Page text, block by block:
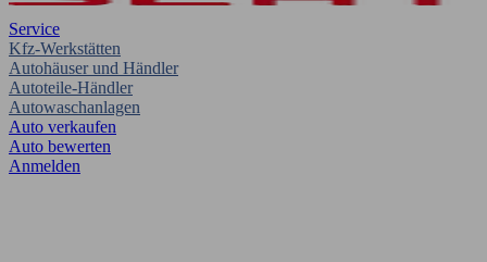
Service
Kfz-Werkstätten
Autohäuser und Händler
Autoteile-Händler
Autowaschanlagen
Auto verkaufen
Auto bewerten
Anmelden